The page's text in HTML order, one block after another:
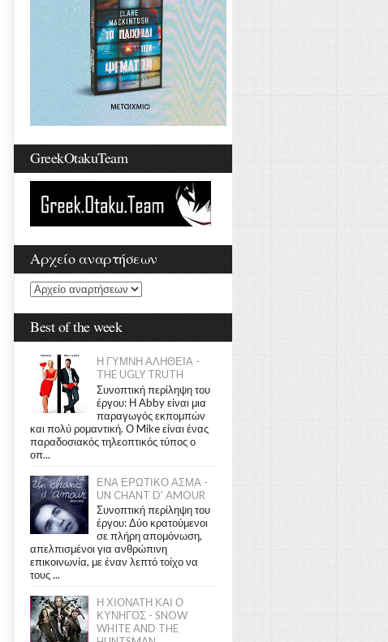
GreekOtakuTeam
Αρχείο αναρτήσεων
Best of the week
Η ΓΥΜΝΗ ΑΛΗΘΕΙΑ -
THE UGLY TRUTH
Συνοπτική περίληψη του
έργου: Η Abby είναι μια
παραγωγός εκπομπών
και πολύ ρομαντική. Ο Mike είναι ένας
παραδοσιακός τηλεοπτικός τύπος ο
οπ...
ΕΝΑ ΕΡΩΤΙΚΟ ΑΣΜΑ -
UN CHANT D' AMOUR
Συνοπτική περίληψη του
έργου: Δύο κρατούμενοι
σε πλήρη απομόνωση,
απελπισμένοι για ανθρώπινη
επικοινωνία, με έναν λεπτό τοίχο να
τους ...
Η ΧΙΟΝΑΤΗ ΚΑΙ Ο
ΚΥΝΗΓΟΣ - SNOW
WHITE AND THE